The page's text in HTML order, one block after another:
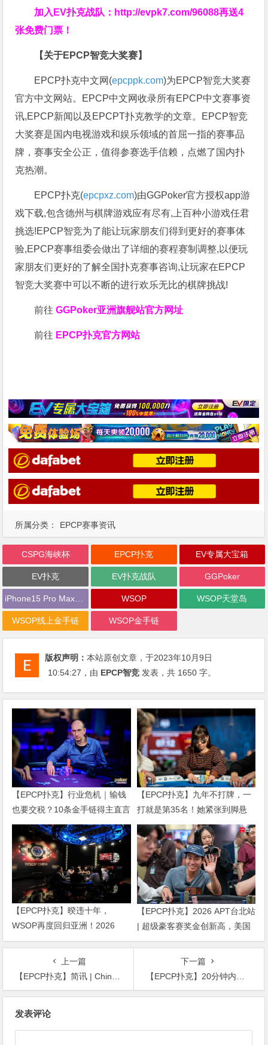
所属分类： EPCP赛事资讯
加入EV扑克战队： http://evpk7.com/96088再送4
张免费门票！
【关于EPCP智竞大奖赛】
EPCP扑克中文网(epcppk.com)为EPCP智竞大奖赛
官方中文网站。EPCP中文网收录所有EPCP中文赛事资
讯,EPCP新闻以及EPCPT扑克教学的文章。EPCP智竞
大奖赛是国内电视游戏和娱乐领域的首屈一指的赛事品
牌，赛事安全公正，值得参赛选手信赖，点燃了国内扑
克热潮。
EPCP扑克(epcpxz.com)由GGPoker官方授权app游
戏下载,包含德州与棋牌游戏应有尽有,上百种小游戏任君
挑选!EPCP智竞为了能让玩家朋友们得到更好的赛事体
验,EPCP赛事组委会做出了详细的赛程赛制调整,以便玩
家朋友们更好的了解全国扑克赛事咨询,让玩家在EPCP
智竞大奖赛中可以不断的进行欢乐无比的棋牌挑战!
前往GGPoker亚洲旗舰站官方网址
前往 EPCP扑克官方网站
CSPG海峡杯 EPCP扑克 EV专属大宝箱
EV扑克 EV扑克战队 GGPoker
iPhone15 Pro Max无限量赠送 WSOP WSOP天堂岛
WSOP线上金手链 WSOP金手链
版权声明：本站原创文章，于2023年10月9日
10:54:27 ，由 EPCP智竞 发表，共 1650 字。
【EPCP扑克】行业危机｜输钱
也要交税？10条金手链得主直言
“扛不住”，主动砍掉四分之三比
赛
【EPCP扑克】九年不打牌，一
打就是第35名！她紧张到脚悬
空，但全世界以为她很淡定
【EPCP扑克】暌违十年，
WSOP再度回归亚洲！2026
APL济州站6月19-28日盛大登
【EPCP扑克】2026 APT台北站
| 超级豪客赛奖金创新高，美国
选手Ethan “Rampage” Yau领跑
上一篇
【EPCP扑克】简讯 | Chino Rheem在第二届PGT混合系列赛上摘得桂冠
下一篇
【EPCP扑克】20分钟内连拿2次皇家同花顺，有这手气真该去买双色球！
发表评论